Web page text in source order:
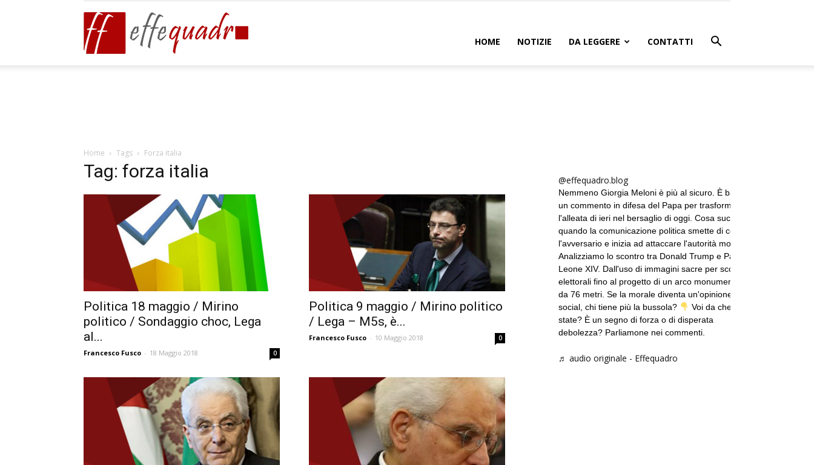
HOME NOTIZIE DA LEGGERE CONTATTI
Home Tags Forza italia
Tag: forza italia
Politica 18 maggio / Mirino
politico / Sondaggio choc, Lega
al...
Francesco Fusco - 18 Maggio 2018 0
Politica 9 maggio / Mirino politico
/ Lega – M5s, è...
Francesco Fusco - 10 Maggio 2018 0
@effequadro.blog
Nemmeno Giorgia Meloni è più al sicuro. È bastato
un commento in difesa del Papa per trasformare
l'alleata di ieri nel bersaglio di oggi. Cosa succede
quando la comunicazione politica smette di colpire
l'avversario e inizia ad attaccare l'autorità morale?
Analizziamo lo scontro tra Donald Trump e Papa
Leone XIV. Dall'uso di immagini sacre per scopi
elettorali fino al progetto di un arco monumentale
da 76 metri. Se la morale diventa un'opinione
social, chi tiene più la bussola?
Voi da che parte
state? È un segno di forza o di disperata
debolezza? Parliamone nei commenti.
♬ audio originale - Effequadro